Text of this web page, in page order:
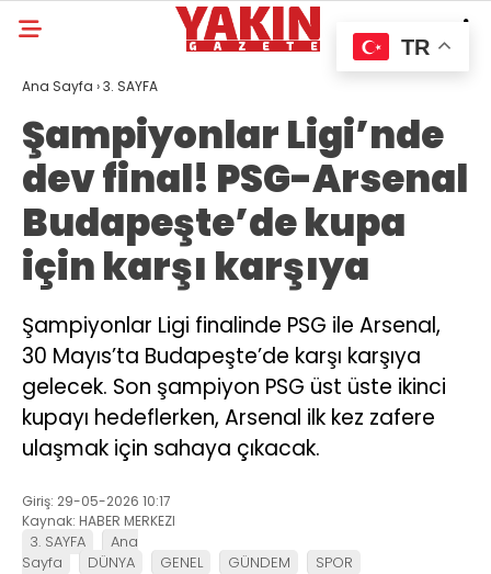
Ana Sayfa ›3. SAYFA
Şampiyonlar Ligi’nde
dev final! PSG-Arsenal
Budapeşte’de kupa
için karşı karşıya
Şampiyonlar Ligi finalinde PSG ile Arsenal,
30 Mayıs’ta Budapeşte’de karşı karşıya
gelecek. Son şampiyon PSG üst üste ikinci
kupayı hedeflerken, Arsenal ilk kez zafere
ulaşmak için sahaya çıkacak.
Giriş: 29-05-2026 10:17
Kaynak: HABER MERKEZI
3. SAYFA
Ana
Sayfa
DÜNYA GENEL GÜNDEM SPOR
TR